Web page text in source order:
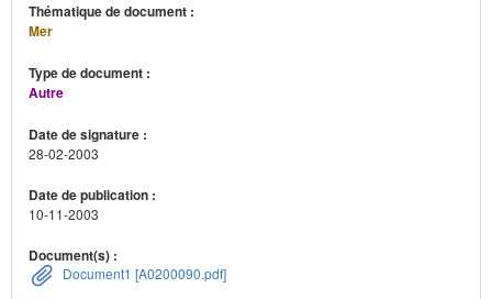
Thématique de document :
Mer
Type de document :
Autre
Date de signature :
28-02-2003
Date de publication :
10-11-2003
Document(s) :
Document1 [A0200090.pdf]